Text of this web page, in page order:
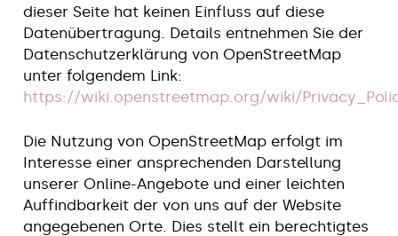
dieser Seite hat keinen Einfluss auf diese
Datenübertragung. Details entnehmen Sie der
Datenschutzerklärung von OpenStreetMap
unter folgendem Link:
https://wiki.openstreetmap.org/wiki/
Die Nutzung von OpenStreetMap erfolgt im
Interesse einer ansprechenden Darstellung
unserer Online-Angebote und einer leichten
Auffindbarkeit der von uns auf der Website
angegebenen Orte. Dies stellt ein berechtigtes